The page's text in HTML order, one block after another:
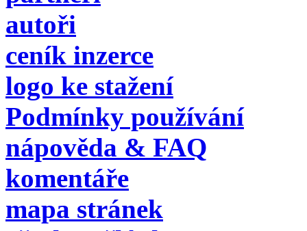
autoři
ceník inzerce
logo ke stažení
Podmínky používání
nápověda & FAQ
komentáře
mapa stránek